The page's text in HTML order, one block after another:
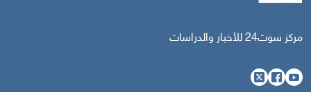
مركز سوث24 للأخبار والدراسات